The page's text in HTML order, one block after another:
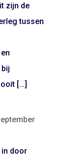
zijn de
tussen
[…]
in door